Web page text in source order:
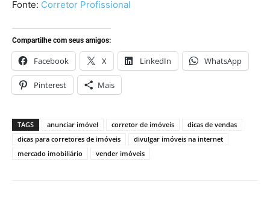
Fonte: Corretor Profissional
Compartilhe com seus amigos:
Facebook X LinkedIn WhatsApp
Pinterest Mais
TAGS anunciar imóvel corretor de imóveis
dicas de vendas
dicas para corretores de imóveis
divulgar imóveis na internet
mercado imobiliário
vender imóveis